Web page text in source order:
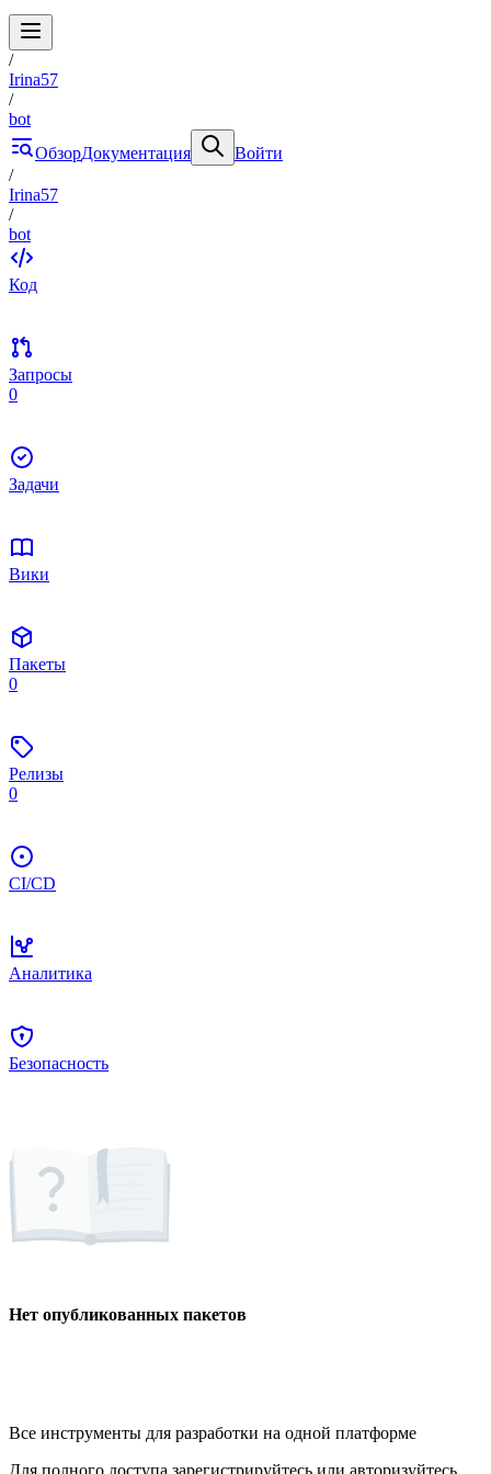
/
Irina57
/
bot
ОбзорДокументация
Войти
/
Irina57
/
bot
Код
Запросы
0
Задачи
Вики
Пакеты
0
Релизы
0
CI/CD
Аналитика
Безопасность
Нет опубликованных пакетов
Все инструменты для разработки на одной платформе
Для полного доступа зарегистрируйтесь или авторизуйтесь